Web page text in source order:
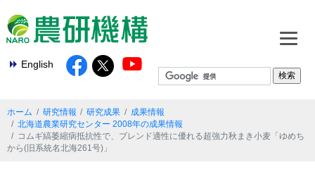
English
ホーム 研究情報 研究成果
成果情報
北海道農業研究センター 2008年の成果情報
コムギ縞萎縮病抵抗性で、ブレンド適性に優れる超強力秋まき小麦「ゆめち
から(旧系統名北海261号)」